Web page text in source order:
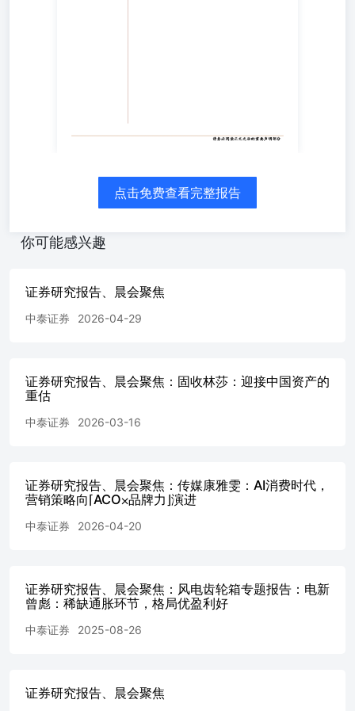
景下，转债整体表现强制。 科技板块受信息面影响，高位
票交易风险提示；2）Meta正在制定云基础设施业务计划，
出售AI算力，引发市场对于算力闲置及后续算力建设需求
回顾来看，Meta出售算力或主要基于自身模型能力及实际需
求下的最优选择，目前全行业跟进的概率仍不算太高，后续
未后续科技板块提供交易动能。与之相对应的是，非科技板
仍较为高涨。 从“潜在转折”转向“拥抱7月”——转债在7月区
落，当前固收+策略上多以“加权益，控转债”为主，二季度
稳健型固收+产品因行情短波段交易，且二季度高/低价进一
限。这或意味着，从配置起点来看，Q3产品端仍有较强收
益攫取诉求，而较低的仓位起点能够提供潜在的配置动力。
而科技类转债策略容量的问题，一方面成为科技品种估值的
类品种，而中低价中则包含消费、金融等，使得策略上价格
风格与行业风格挂钩明显。而分化下科技类转债不到600亿
26Q2科技转债市值规模（未进解禁期转债以网上发行规模
若考虑披露变化，非公募机构持仓等因素，机构对于科技转
债抱团情况可能更高。在当前新发新券尚在边际改善的过程
点击免费查看完整报告
你可能感兴趣
证券研究报告、晨会聚焦
中泰证券 2026-04-29
证券研究报告、晨会聚焦：固收林莎：迎接中国资产的
重估
中泰证券 2026-03-16
证券研究报告、晨会聚焦：传媒康雅雯：AI消费时代，
营销策略向⌈ACO⨉品牌力⌋演进
中泰证券 2026-04-20
证券研究报告、晨会聚焦：风电齿轮箱专题报告：电新
曾彪：稀缺通胀环节，格局优盈利好
中泰证券 2025-08-26
证券研究报告、晨会聚焦